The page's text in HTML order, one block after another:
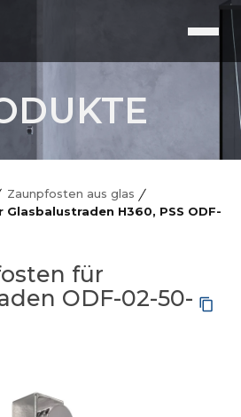
Zaunpfosten aus glas
H360, PSS ODF-
für
ODF-02-50-